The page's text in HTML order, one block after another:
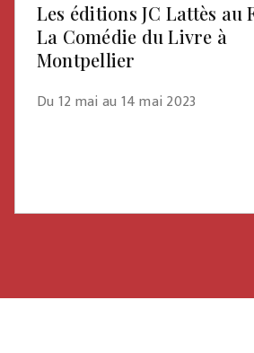
Les éditions JC Lattès au
La Comédie du Livre à
Montpellier
Du 12 mai au 14 mai 2023